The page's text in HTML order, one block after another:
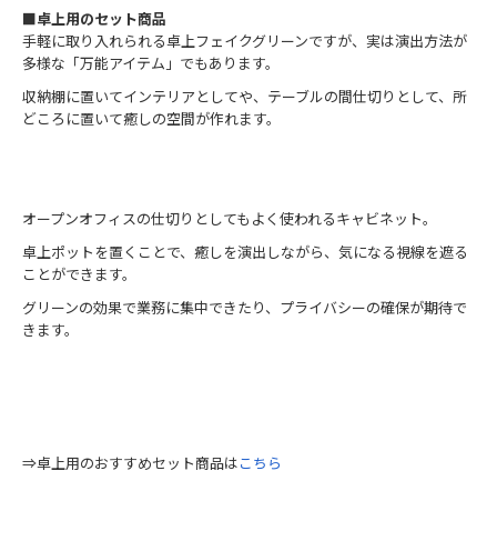
■卓上用のセット商品
手軽に取り入れられる卓上フェイクグリーンですが、実は演出方法が
多様な「万能アイテム」でもあります。
収納棚に置いてインテリアとしてや、テーブルの間仕切りとして、所
どころに置いて癒しの空間が作れます。
オープンオフィスの仕切りとしてもよく使われるキャビネット。
卓上ポットを置くことで、癒しを演出しながら、気になる視線を遮る
ことができます。
グリーンの効果で業務に集中できたり、プライバシーの確保が期待で
きます。
⇒卓上用のおすすめセット商品はこちら